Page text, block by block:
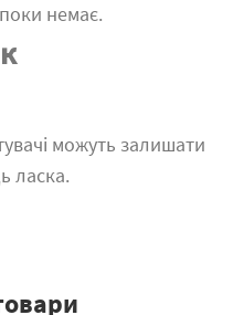
немає.
можуть залишати
ласка.